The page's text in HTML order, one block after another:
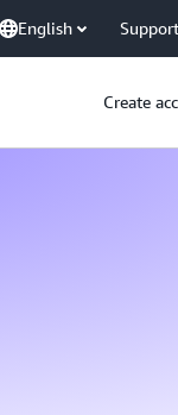
English Support
Create